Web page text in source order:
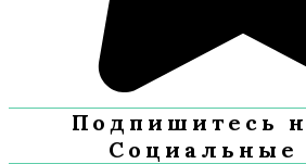
Подпишитесь
Социальные